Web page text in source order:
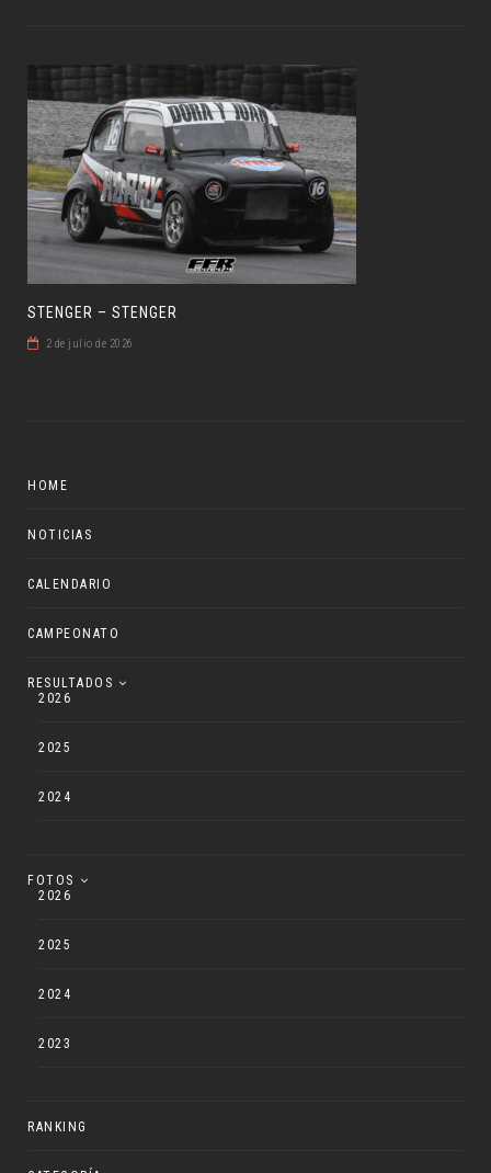
STENGER – STENGER
2 de julio de 2026
HOME
NOTICIAS
CALENDARIO
CAMPEONATO
RESULTADOS
2026
2025
2024
FOTOS
2026
2025
2024
2023
RANKING